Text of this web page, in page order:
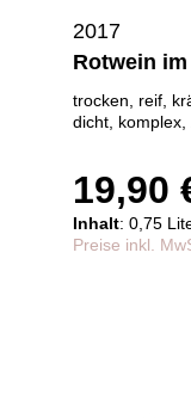
2017
Rotwein
trocken, reif,
dicht,
19,90
Inhalt: 0,75
Preise inkl.